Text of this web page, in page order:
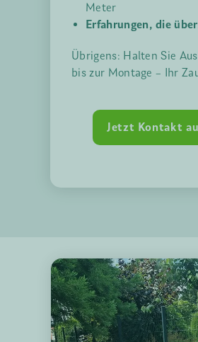
Meter
Erfahrungen, die
Übrigens: Halten Sie
bis zur Montage – Ihr
Jetzt Kontakt